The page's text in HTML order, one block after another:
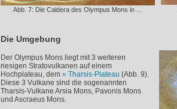
Abb. 7: Die Caldera des Olympus Mons in ...
Die Umgebung
Der Olympus Mons liegt mit 3 weiteren
riesigen Stratovulkanen auf einem
Hochplateau, dem
Tharsis-Plateau (Abb. 9).
Diese 3 Vulkane sind die sogenannten
Tharsis-Vulkane Arsia Mons, Pavonis Mons
und Ascraeus Mons.